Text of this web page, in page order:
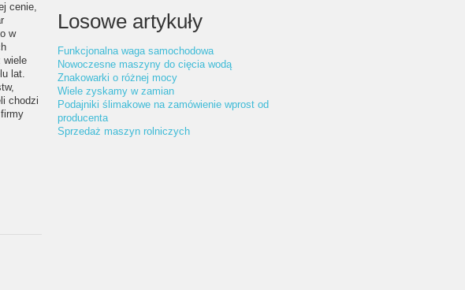
cenie,
w
wiele
lat.
chodzi
Losowe artykuły
Funkcjonalna waga samochodowa
Nowoczesne maszyny do cięcia wodą
Znakowarki o różnej mocy
Wiele zyskamy w zamian
Podajniki ślimakowe na zamówienie wprost od
producenta
Sprzedaż maszyn rolniczych